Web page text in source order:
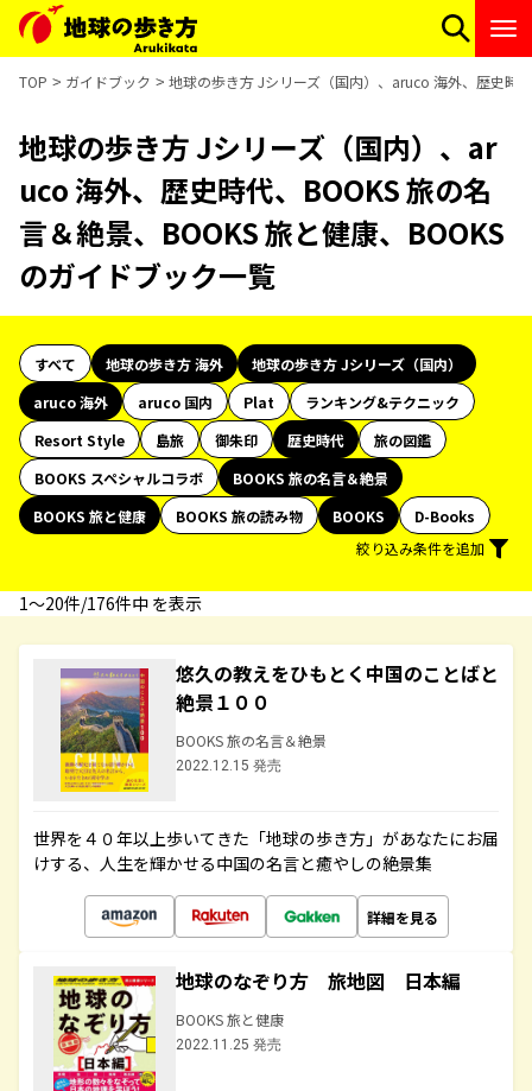
TOP ガイドブック 地球の歩き方 Jシリーズ（国内）、aruco 海外、歴史時
地球の歩き方 Jシリーズ（国内）、ar
uco 海外、歴史時代、BOOKS 旅の名
言＆絶景、BOOKS 旅と健康、BOOKS
のガイドブック一覧
すべて 地球の歩き方 海外
地球の歩き方 Jシリーズ（国内）
aruco 海外
aruco 国内 Plat
ランキング&テクニック
Resort Style
島旅 御朱印 歴史時代
旅の図鑑
BOOKS スペシャルコラボ
BOOKS 旅の名言＆絶景
BOOKS 旅と健康
BOOKS 旅の読み物 BOOKS
D-Books
絞り込み条件を追加
1〜20件/176件中 を表示
悠久の教えをひもとく中国のことばと
絶景１００
BOOKS 旅の名言＆絶景
2022.12.15 発売
世界を４０年以上歩いてきた「地球の歩き方」があなたにお届
けする、人生を輝かせる中国の名言と癒やしの絶景集
詳細を見る
地球のなぞり方 旅地図 日本編
BOOKS 旅と健康
2022.11.25 発売